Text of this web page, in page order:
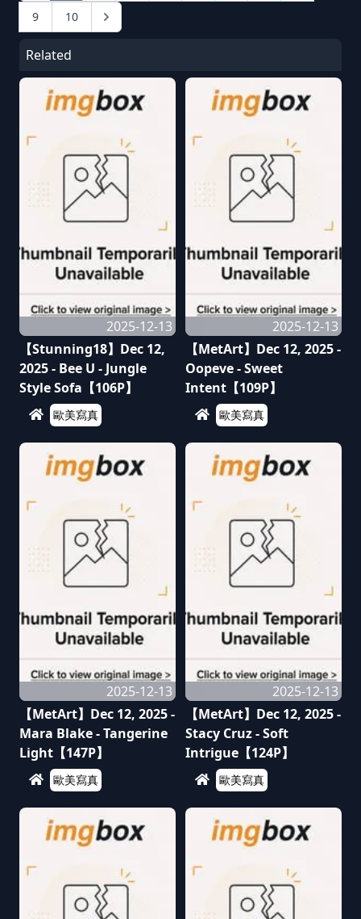
9 10
Related
2025-12-13
【Stunning18】Dec 12,
2025 - Bee U - Jungle
Style Sofa【106P】
歐美寫真
2025-12-13
【MetArt】Dec 12, 2025 -
Oopeve - Sweet
Intent【109P】
歐美寫真
2025-12-13
【MetArt】Dec 12, 2025 -
Mara Blake - Tangerine
Light【147P】
歐美寫真
2025-12-13
【MetArt】Dec 12, 2025 -
Stacy Cruz - Soft
Intrigue【124P】
歐美寫真